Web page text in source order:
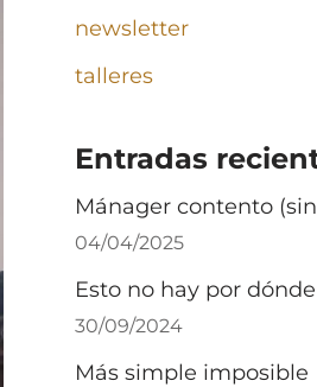
newsletter
talleres
Entradas
Mánager contento
04/04/2025
Esto no hay por
30/09/2024
Más simple imposible